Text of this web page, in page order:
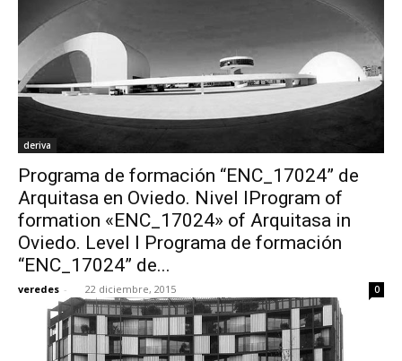
deriva
Programa de formación “ENC_17024” de
Arquitasa en Oviedo. Nivel IProgram of
formation «ENC_17024» of Arquitasa in
Oviedo. Level I Programa de formación
“ENC_17024” de...
veredes - 22 diciembre, 2015 0